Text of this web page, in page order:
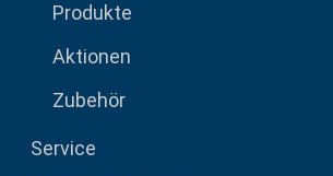
Produkte
Aktionen
Zubehör
Service